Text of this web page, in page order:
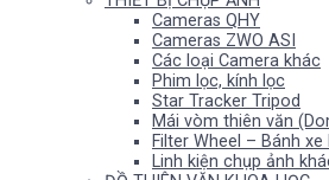
Cameras QHY
Cameras ZWO ASI
Các loại Camera khác
Phim lọc, kính lọc
Star Tracker Tripod
Mái vòm thiên văn
Filter Wheel – Bánh xe
Linh kiện chụp ảnh